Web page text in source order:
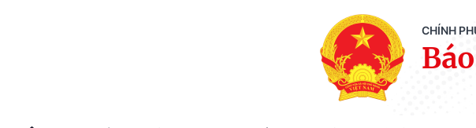
CHÍNH
Phát triển kinh tế nhà nước trong kỷ nguyên mới
Chiến dịch 500 ngày đêm tìm kiếm, quy tập và xác định danh tính hài cốt liệt sĩ